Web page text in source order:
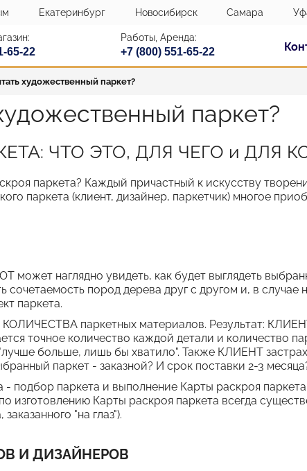
Екатеринбург Новосибирск Самара
65-22
Работы, Аренда:
+7 (800) 551-65-22
художественный паркет?
паркет?
ЧТО ЭТО, ДЛЯ ЧЕГО и ДЛЯ
паркета? Каждый причастный к искусству
паркета (клиент, дизайнер, паркетчик) многое
наглядно увидеть, как будет выглядеть
сочетаемость пород дерева друг с другом и, в случае
паркета.
паркетных материалов. Результат:
точное количество каждой детали и количество
больше, лишь бы хватило". Также КЛИЕНТ
паркет - заказной? И срок поставки 2-3
- подбор паркета и выполнение Карты раскроя
Карты раскроя паркета всегда
"на глаз").
И ДИЗАЙНЕРОВ